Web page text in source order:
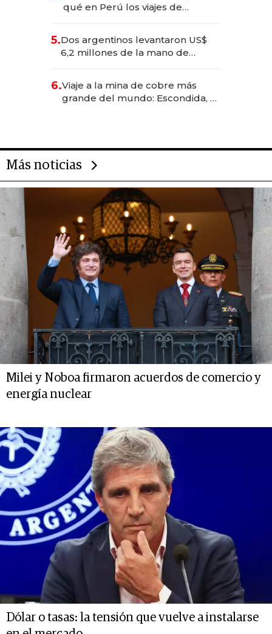
qué en Perú los viajes de
para convertirse en experiencias
transformadoras
5.Dos argentinos levantaron US$
6,2 millones de la mano de
6.Viaje a la mina de cobre más
grande del mundo: Escondida, el
Más noticias
Milei y Noboa firmaron acuerdos de comercio y
energía nuclear
Dólar o tasas: la tensión que vuelve a instalarse